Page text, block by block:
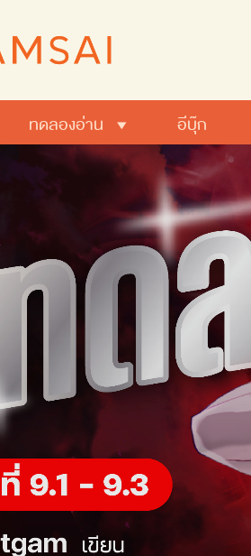
ทดลองอ่าน อีบุ๊ก